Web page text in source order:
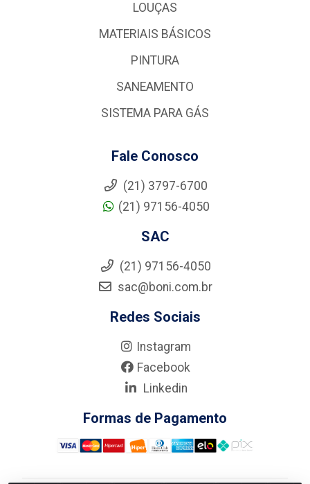
LOUÇAS
MATERIAIS BÁSICOS
PINTURA
SANEAMENTO
SISTEMA PARA GÁS
Fale Conosco
(21) 3797-6700
(21) 97156-4050
SAC
(21) 97156-4050
sac@boni.com.br
Redes Sociais
Instagram
Facebook
Linkedin
Formas de Pagamento